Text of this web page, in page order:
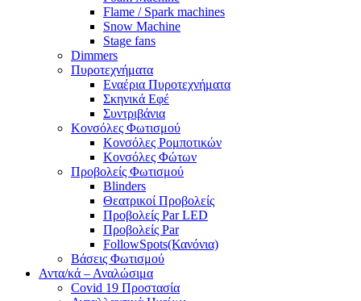
Flame / Spark machines
Snow Machine
Stage fans
Dimmers
Πυροτεχνήματα
Εναέρια Πυροτεχνήματα
Σκηνικά Εφέ
Συντριβάνια
Κονσόλες Φωτισμού
Κονσόλες Ρομποτικών
Κονσόλες Φώτων
Προβολείς Φωτισμού
Blinders
Θεατρικοί Προβολείς
Προβολείς Par LED
Προβολείς Par
FollowSpots(Κανόνια)
Βάσεις Φωτισμού
Αντα/κά – Αναλώσιμα
Covid 19 Προστασία